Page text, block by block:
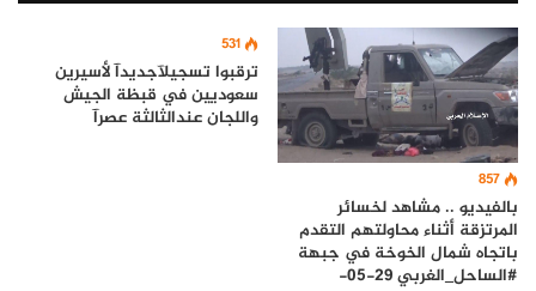
857
بالفيديو .. مشاهد لخسائر
المرتزقة أثناء محاولتهم التقدم
باتجاه شمال الخوخة في جبهة
#الساحل_الغربي 29-05-
531
ترقبوا تسجيلآجديدآ لأسيرين
سعوديين في قبظة الجيش
واللجان عندالثالثة عصرآ